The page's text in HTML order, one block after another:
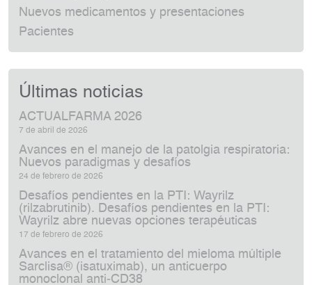
Nuevos medicamentos y presentaciones
Pacientes
Últimas noticias
ACTUALFARMA 2026
7 de abril de 2026
Avances en el manejo de la patolgia respiratoria:
Nuevos paradigmas y desafíos
24 de febrero de 2026
Desafíos pendientes en la PTI: Wayrilz
(rilzabrutinib). Desafíos pendientes en la PTI:
Wayrilz abre nuevas opciones terapéuticas
17 de febrero de 2026
Avances en el tratamiento del mieloma múltiple
Sarclisa® (isatuximab), un anticuerpo
monoclonal anti‑CD38